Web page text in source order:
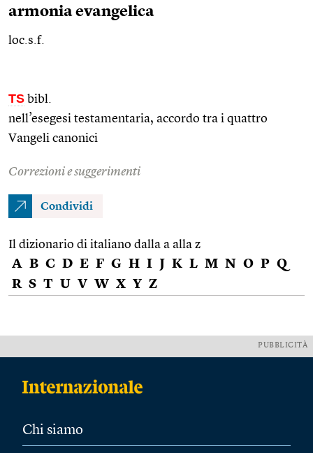
armonia evangelica
loc.s.f.
TS bibl.
nell’esegesi testamentaria, accordo tra i quattro
Vangeli canonici
Correzioni e suggerimenti
Condividi
Il dizionario di italiano dalla a alla z
A B C D E F G H I J K L M N O P Q
R S T U V W X Y Z
PUBBLICITÀ
Chi siamo